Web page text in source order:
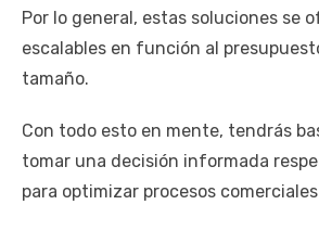
Por lo general, estas soluciones se
escalables en función al
tamaño.
Con todo esto en mente, tendrás
tomar una decisión informada
para optimizar procesos